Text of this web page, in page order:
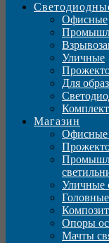
Офисные
Уличные
Для
Магазин
Офисные
Уличные
Опоры
Мачты